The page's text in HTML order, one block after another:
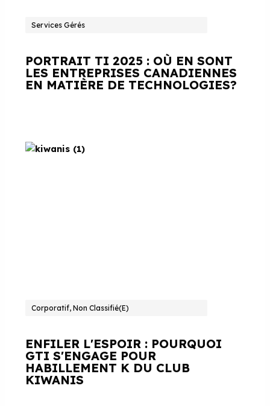
Services Gérés
PORTRAIT TI 2025 : OÙ EN SONT
LES ENTREPRISES CANADIENNES
EN MATIÈRE DE TECHNOLOGIES?
Corporatif, Non Classifié(e)
ENFILER L'ESPOIR : POURQUOI
GTI S'ENGAGE POUR
HABILLEMENT K DU CLUB
KIWANIS